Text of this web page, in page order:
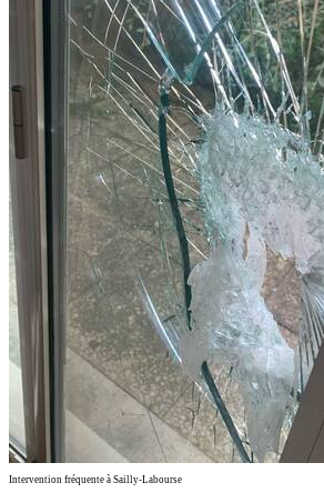
Intervention fréquente à Sailly-Labourse